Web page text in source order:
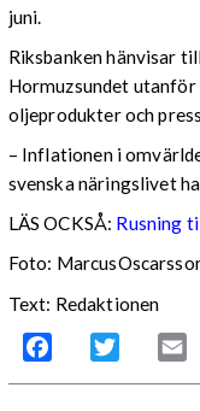
juni.
Riksbanken hänvisar
Hormuzsundet
oljeprodukter och
– Inflationen i
svenska näringslivet
LÄS OCKSÅ: Rusning
Foto:
Text: Redaktionen
Facebook Twitter